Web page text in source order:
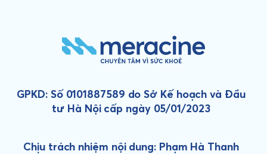
GPKD: Số 0101887589 do Sở Kế hoạch và Đầu
tư Hà Nội cấp ngày 05/01/2023
Chịu trách nhiệm nội dung: Phạm Hà Thanh